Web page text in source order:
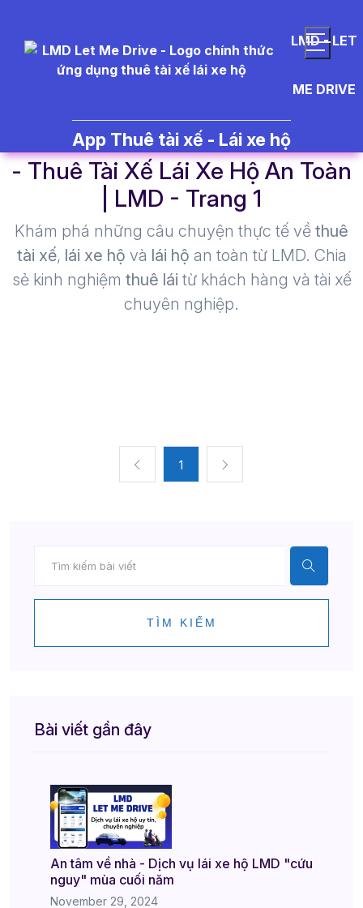
LMD - LET
ME DRIVE
App Thuê tài xế - Lái xe hộ
- Thuê Tài Xế Lái Xe Hộ An Toàn
| LMD - Trang 1​
Khám phá những câu chuyện thực tế về thuê
tài xế, lái xe hộ và lái hộ an toàn từ LMD. Chia
sẻ kinh nghiệm thuê lái từ khách hàng và tài xế
chuyên nghiệp.
1
TÌM KIẾM
Bài viết gần đây
An tâm về nhà - Dịch vụ lái xe hộ LMD "cứu
nguy" mùa cuối năm
November 29, 2024